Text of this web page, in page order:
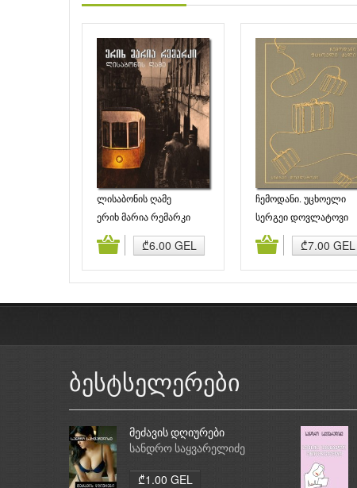
ლისაბონის ღამე
ერიხ მარია რემარკი
₾6.00 GEL
ჩემოდანი. უცხოელი
ქალი
სერგეი დოვლატოვი
₾7.00 GEL
კალათაში დამატება კალათაში დამატება
ბესტსელერები
მეძავის დღიურები
სანდრო საყვარელიძე
₾1.00 GEL